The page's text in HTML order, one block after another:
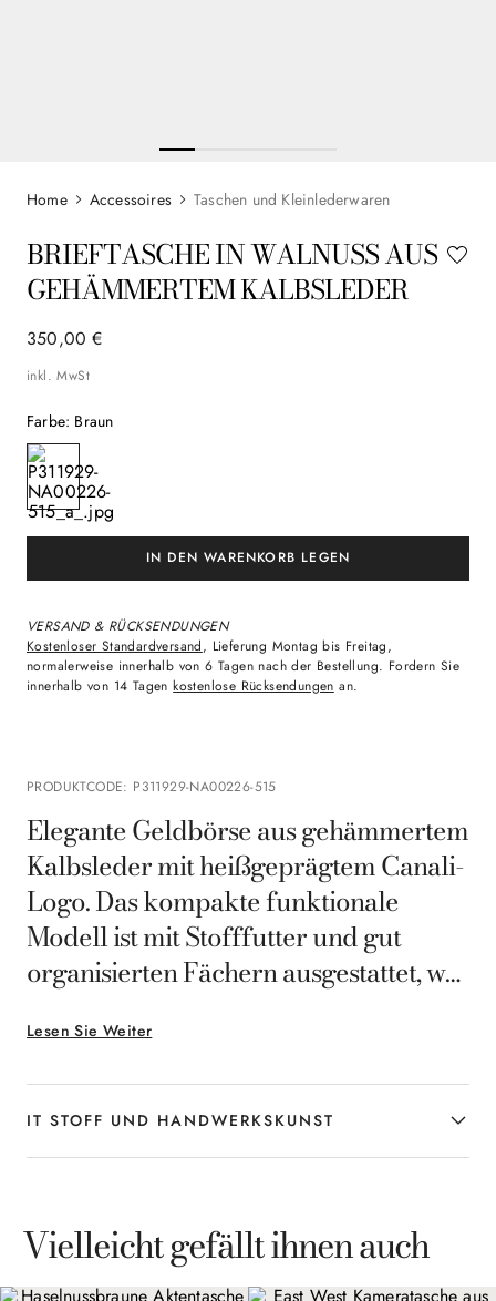
Accessoires Taschen und Kleinlederwaren
BRIEFTASCHE IN WALNUSS AUS
GEHÄMMERTEM KALBSLEDER
350,00 €
inkl. MwSt
Farbe: Braun
VERSAND & RÜCKSENDUNGEN
Kostenloser Standardversand, Lieferung Montag bis Freitag,
normalerweise innerhalb von 6 Tagen nach der Bestellung. Fordern Sie
innerhalb von 14 Tagenkostenlose Rücksendungen an.
PRODUKTCODE: P311929-NA00226-515
Lesen Sie Weiter
Elegante Geldbörse aus gehämmertem
Kalbsleder mit heißgeprägtem Canali-
Logo. Das kompakte funktionale
Modell ist mit Stofffutter und gut
organisierten Fächern ausgestattet, was
Besitztümer stilvoll aufbewahren
möchte. Ein Accessoire, das dem Alltag
einen Hauch von Raffinesse verleiht.
IT STOFF UND HANDWERKSKUNST
Vielleicht gefällt ihnen auch